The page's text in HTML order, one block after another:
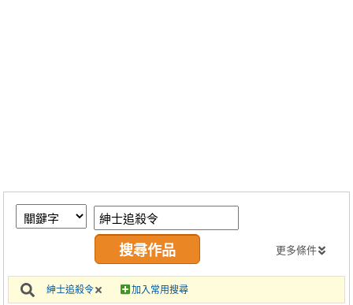
繪圖藝廊
交流中心
攤位轉讓區
會員功能選單
更多條件
紳士追殺令 加入常用搜尋